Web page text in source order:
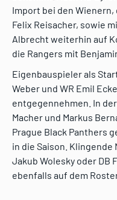
Import bei den Wienern,
Felix Reisacher, sowie
Albrecht weiterhin auf
die Rangers mit
Eigenbauspieler als
Weber und WR Emil
entgegennehmen. In
Macher und Markus
Prague Black Panthers
in die Saison. Klingende
Jakub Wolesky oder DB
ebenfalls auf dem